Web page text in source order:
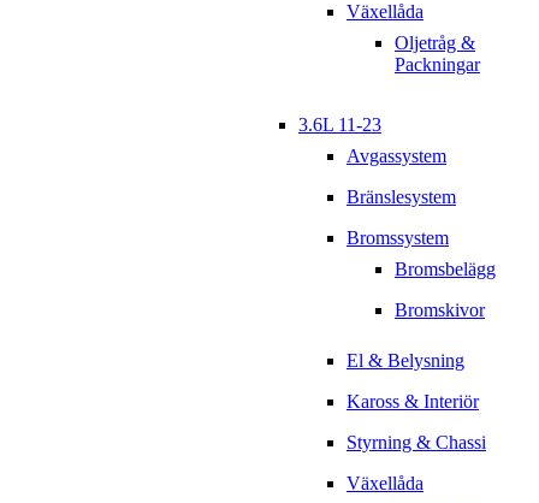
Växellåda
Oljetråg &
Packningar
3.6L 11-23
Avgassystem
Bränslesystem
Bromssystem
Bromsbelägg
Bromskivor
El & Belysning
Kaross & Interiör
Styrning & Chassi
Växellåda